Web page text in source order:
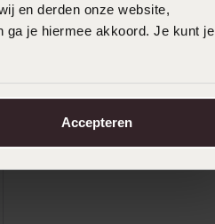
en derden onze website,
ga je hiermee akkoord. Je kunt je
Accepteren